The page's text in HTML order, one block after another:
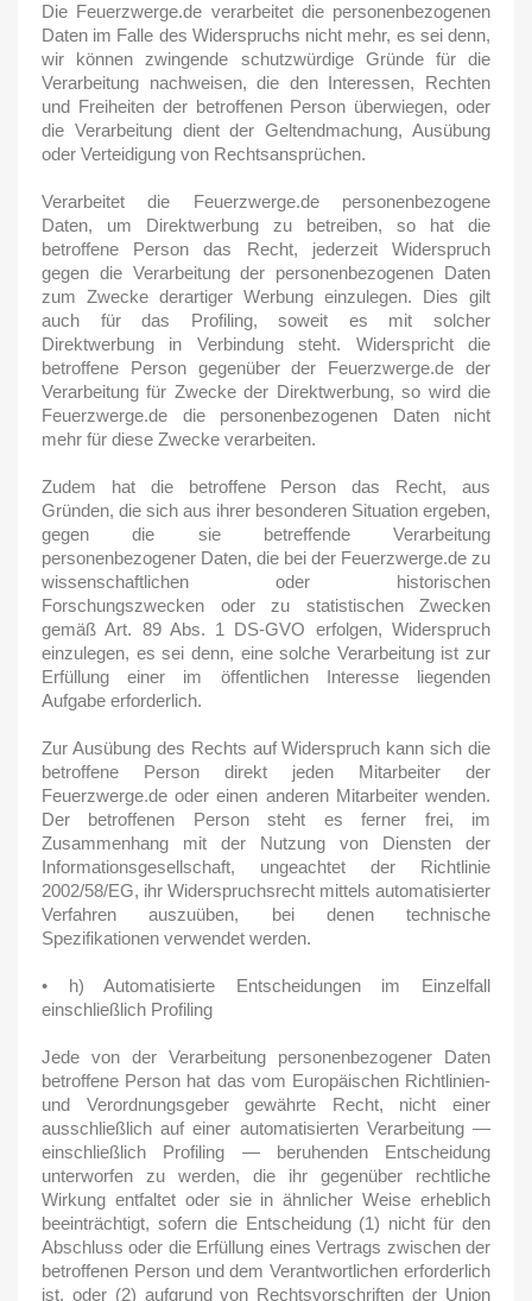
Die Feuerzwerge.de verarbeitet die personenbezogenen
Daten im Falle des Widerspruchs nicht mehr, es sei denn,
wir können zwingende schutzwürdige Gründe für die
Verarbeitung nachweisen, die den Interessen, Rechten
und Freiheiten der betroffenen Person überwiegen, oder
die Verarbeitung dient der Geltendmachung, Ausübung
oder Verteidigung von Rechtsansprüchen.
Verarbeitet die Feuerzwerge.de personenbezogene
Daten, um Direktwerbung zu betreiben, so hat die
betroffene Person das Recht, jederzeit Widerspruch
gegen die Verarbeitung der personenbezogenen Daten
zum Zwecke derartiger Werbung einzulegen. Dies gilt
auch für das Profiling, soweit es mit solcher
Direktwerbung in Verbindung steht. Widerspricht die
betroffene Person gegenüber der Feuerzwerge.de der
Verarbeitung für Zwecke der Direktwerbung, so wird die
Feuerzwerge.de die personenbezogenen Daten nicht
mehr für diese Zwecke verarbeiten.
Zudem hat die betroffene Person das Recht, aus
Gründen, die sich aus ihrer besonderen Situation ergeben,
gegen die sie betreffende Verarbeitung
personenbezogener Daten, die bei der Feuerzwerge.de zu
wissenschaftlichen oder historischen
Forschungszwecken oder zu statistischen Zwecken
gemäß Art. 89 Abs. 1 DS-GVO erfolgen, Widerspruch
einzulegen, es sei denn, eine solche Verarbeitung ist zur
Erfüllung einer im öffentlichen Interesse liegenden
Aufgabe erforderlich.
Zur Ausübung des Rechts auf Widerspruch kann sich die
betroffene Person direkt jeden Mitarbeiter der
Feuerzwerge.de oder einen anderen Mitarbeiter wenden.
Der betroffenen Person steht es ferner frei, im
Zusammenhang mit der Nutzung von Diensten der
Informationsgesellschaft, ungeachtet der Richtlinie
2002/58/EG, ihr Widerspruchsrecht mittels automatisierter
Verfahren auszuüben, bei denen technische
Spezifikationen verwendet werden.
• h) Automatisierte Entscheidungen im Einzelfall
einschließlich Profiling
Jede von der Verarbeitung personenbezogener Daten
betroffene Person hat das vom Europäischen Richtlinien-
und Verordnungsgeber gewährte Recht, nicht einer
ausschließlich auf einer automatisierten Verarbeitung —
einschließlich Profiling — beruhenden Entscheidung
unterworfen zu werden, die ihr gegenüber rechtliche
Wirkung entfaltet oder sie in ähnlicher Weise erheblich
beeinträchtigt, sofern die Entscheidung (1) nicht für den
Abschluss oder die Erfüllung eines Vertrags zwischen der
betroffenen Person und dem Verantwortlichen erforderlich
ist, oder (2) aufgrund von Rechtsvorschriften der Union